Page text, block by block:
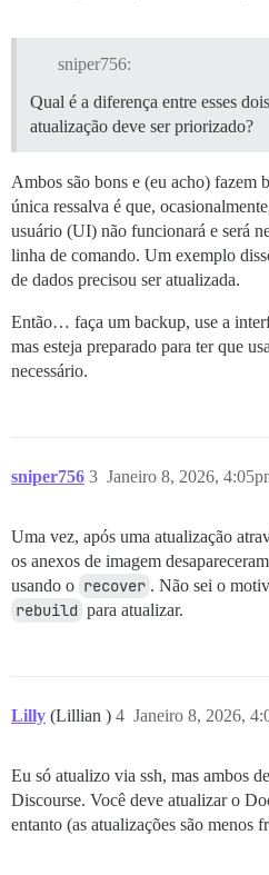
sniper756:
Qual é a diferença entre esses
atualização deve ser priorizado?
Ambos são bons e (eu acho) fazem
única ressalva é que,
usuário (UI) não funcionará e será
linha de comando. Um exemplo
de dados precisou ser atualizada.
Então… faça um backup, use a
mas esteja preparado para ter que
necessário.
sniper756 Janeiro 8, 2026,
3
Uma vez, após uma atualização
os anexos de imagem
usando o recover . Não sei o
rebuild para atualizar.
Lilly (Lillian ) Janeiro 8, 2026,
4
Eu só atualizo via ssh, mas ambos
Discourse. Você deve atualizar o
entanto (as atualizações são menos